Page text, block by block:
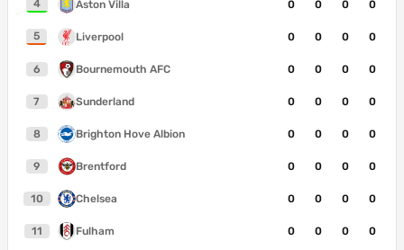
4 Aston Villa 0 0 0 0
5 Liverpool 0 0 0 0
6 Bournemouth AFC 0 0 0 0
7 Sunderland 0 0 0 0
8 Brighton Hove Albion 0 0 0 0
9 Brentford 0 0 0 0
10 Chelsea 0 0 0 0
11 Fulham 0 0 0 0